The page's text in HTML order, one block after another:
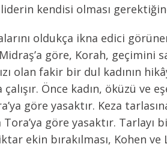
liderin kendisi olması
oldukça ikna edici
göre, Korah, geçimini
olan fakir bir dul kadının
çalışır. Önce kadın, öküzü ve
göre yasaktır. Keza
göre yasaktır. Tarlayı
ekin bırakılması, Kohen